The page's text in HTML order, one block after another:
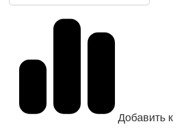
Добавить